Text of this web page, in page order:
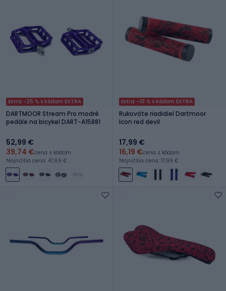
Extra -25 % s kódom EXTRA
DARTMOOR Stream Pro modré
pedále na bicykel DART-A15881
52,99 €
39,74 €cena s kódom
Najnižšia cena: 47,69 €
Extra -10 % s kódom EXTRA
Rukoväte riadidiel Dartmoor
Icon red devil
17,99 €
16,19 €cena s kódom
Najnižšia cena: 17,99 €